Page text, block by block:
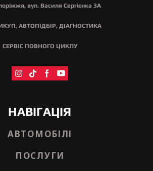
вул. Василя Сергієнка 3А
АВТОПІДБІР, ДІАГНОСТИКА
СЕРВІС ПОВНОГО ЦИКЛУ
НАВІГАЦІЯ
АВТОМОБІЛІ
ПОСЛУГИ